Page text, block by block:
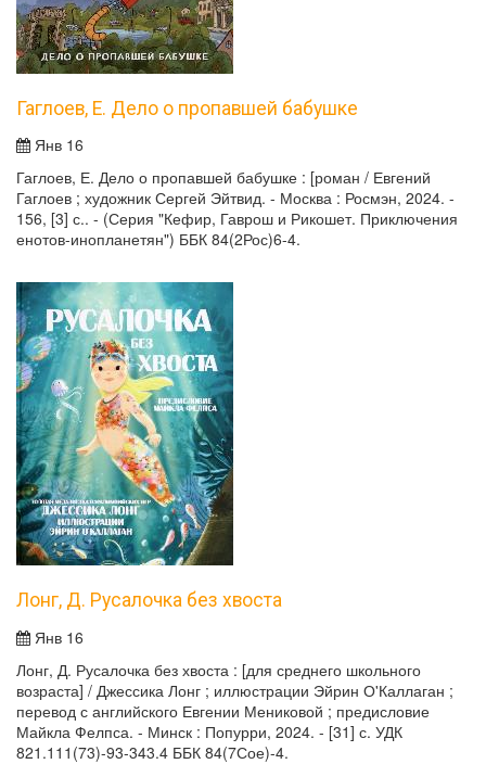
Гаглоев, Е. Дело о пропавшей бабушке
Янв 16
Гаглоев, Е. Дело о пропавшей бабушке : [роман / Евгений
Гаглоев ; художник Сергей Эйтвид. - Москва : Росмэн, 2024. -
156, [3] с.. - (Серия "Кефир, Гаврош и Рикошет. Приключения
енотов-инопланетян") ББК 84(2Рос)6-4.
Лонг, Д. Русалочка без хвоста
Янв 16
Лонг, Д. Русалочка без хвоста : [для среднего школьного
возраста] / Джессика Лонг ; иллюстрации Эйрин О'Каллаган ;
перевод с английского Евгении Мениковой ; предисловие
Майкла Фелпса. - Минск : Попурри, 2024. - [31] с. УДК
821.111(73)-93-343.4 ББК 84(7Сое)-4.